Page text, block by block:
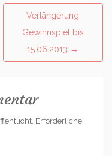
Verlängerung
Gewinnspiel bis
15.06.2013 →
Erforderliche